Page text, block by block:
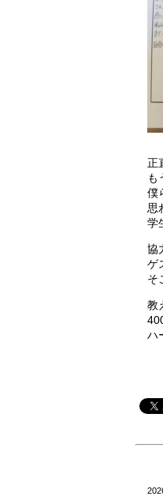
正
も
僕
思
学
協
ゲ
そ
教
ハ